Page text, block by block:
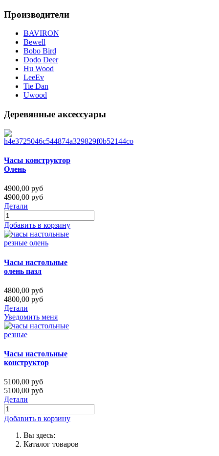
Производители
BAVIRON
Bewell
Bobo Bird
Dodo Deer
Hu Wood
LeeEv
Tie Dan
Uwood
Деревянные аксессуары
Часы конструктор
Олень
4900,00 руб
4900,00 руб
Детали
Добавить в корзину
Часы настольные
олень пазл
4800,00 руб
4800,00 руб
Детали
Уведомить меня
Часы настольные
конструктор
5100,00 руб
5100,00 руб
Детали
Добавить в корзину
Вы здесь:
Каталог товаров